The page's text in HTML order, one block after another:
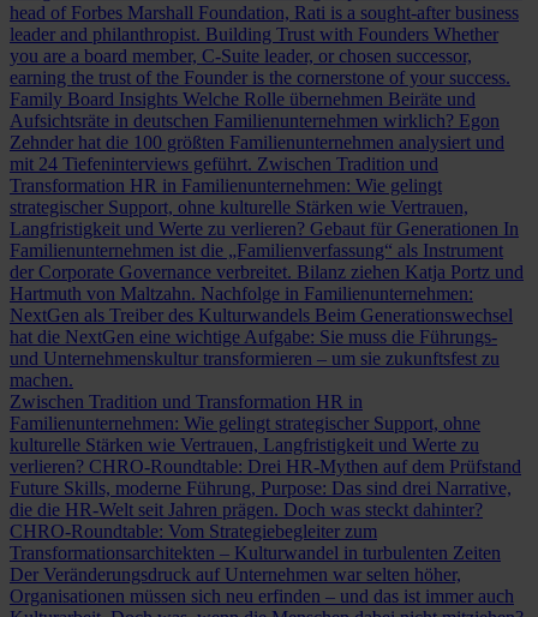
head of Forbes Marshall Foundation, Rati is a sought-after business
leader and philanthropist. Building Trust with Founders Whether
you are a board member, C-Suite leader, or chosen successor,
earning the trust of the Founder is the cornerstone of your success.
Family Board Insights Welche Rolle übernehmen Beiräte und
Aufsichtsräte in deutschen Familienunternehmen wirklich? Egon
Zehnder hat die 100 größten Familienunternehmen analysiert und
mit 24 Tiefeninterviews geführt. Zwischen Tradition und
Transformation HR in Familienunternehmen: Wie gelingt
strategischer Support, ohne kulturelle Stärken wie Vertrauen,
Langfristigkeit und Werte zu verlieren? Gebaut für Generationen In
Familienunternehmen ist die „Familienverfassung“ als Instrument
der Corporate Governance verbreitet. Bilanz ziehen Katja Portz und
Hartmuth von Maltzahn. Nachfolge in Familienunternehmen:
NextGen als Treiber des Kulturwandels Beim Generationswechsel
hat die NextGen eine wichtige Aufgabe: Sie muss die Führungs-
und Unternehmenskultur transformieren – um sie zukunftsfest zu
machen.
Zwischen Tradition und Transformation HR in
Familienunternehmen: Wie gelingt strategischer Support, ohne
kulturelle Stärken wie Vertrauen, Langfristigkeit und Werte zu
verlieren? CHRO-Roundtable: Drei HR-Mythen auf dem Prüfstand
Future Skills, moderne Führung, Purpose: Das sind drei Narrative,
die die HR-Welt seit Jahren prägen. Doch was steckt dahinter?
CHRO-Roundtable: Vom Strategiebegleiter zum
Transformationsarchitekten – Kulturwandel in turbulenten Zeiten
Der Veränderungsdruck auf Unternehmen war selten höher,
Organisationen müssen sich neu erfinden – und das ist immer auch